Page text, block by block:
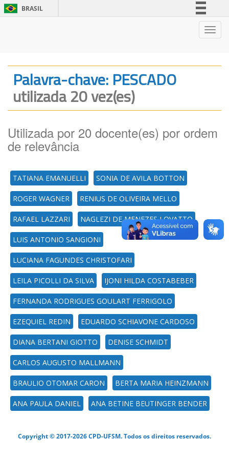
BRASIL
Legislação
Palavra-chave: PESCADO
utilizada 20 vez(es)
Utilizada por 20 docente(es) por ordem
de relevância
TATIANA EMANUELLI SONIA DE AVILA BOTTON
ROGER WAGNER RENIUS DE OLIVEIRA MELLO
RAFAEL LAZZARI NAGLEZI DE MENEZES LOVATTO
LUIS ANTONIO SANGIONI
LUCIANA FAGUNDES CHRISTOFARI
LEILA PICOLLI DA SILVA IJONI HILDA COSTABEBER
FERNANDA RODRIGUES GOULART FERRIGOLO
EZEQUIEL REDIN EDUARDO SCHIAVONE CARDOSO
DIANA BERTANI GIOTTO DENISE SCHMIDT
CARLOS AUGUSTO MALLMANN
BRAULIO OTOMAR CARON BERTA MARIA HEINZMANN
ANA PAULA DANIEL ANA BETINE BEUTINGER BENDER
Copyright © 2017-2026 CPD-UFSM. Todos os direitos reservados.